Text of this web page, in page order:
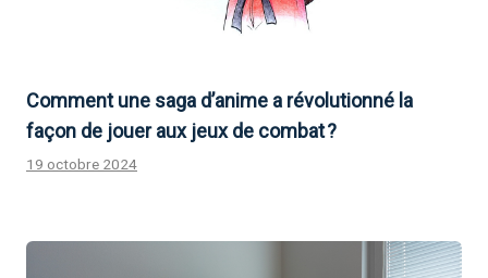
Comment une saga d’anime a révolutionné la
façon de jouer aux jeux de combat ?
19 octobre 2024